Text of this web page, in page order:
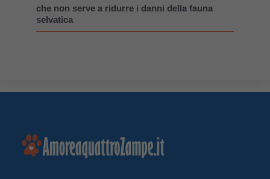
che non serve a ridurre i danni della fauna
selvatica